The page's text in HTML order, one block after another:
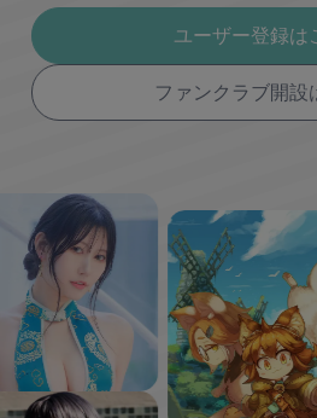
ユーザー登録は
ファンクラブ開設